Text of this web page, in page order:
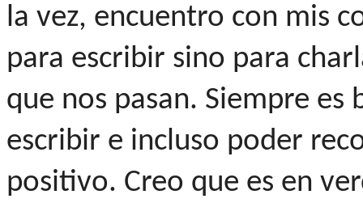
la vez, encuentro con mis
para escribir sino para
que nos pasan. Siempre
escribir e incluso poder
positivo. Creo que es en